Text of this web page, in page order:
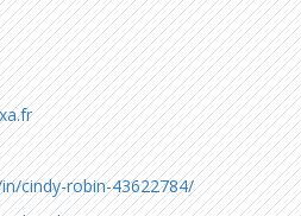
cindy-robin-43622784/